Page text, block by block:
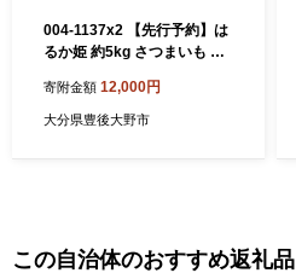
004-1137x2 【先行予約】は
るか姫 約5kg さつまいも サ
にはるか 大分県 豊後大野市
【2026年11月下旬-2027年5
寄附金額 12,000円
大分県豊後大野市
この自治体のおすすめ返礼品